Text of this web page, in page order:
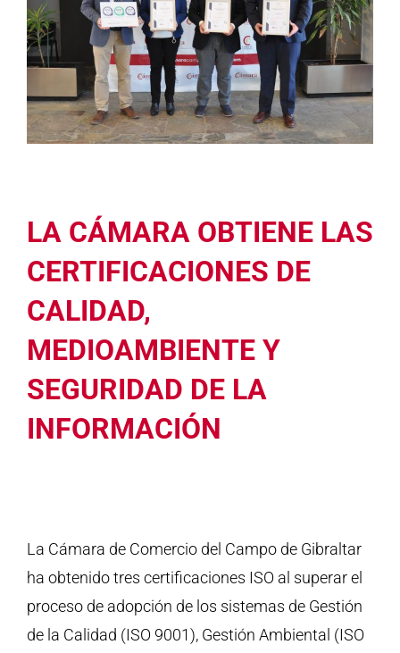
LA CÁMARA OBTIENE LAS
CERTIFICACIONES DE
CALIDAD,
MEDIOAMBIENTE Y
SEGURIDAD DE LA
INFORMACIÓN
La Cámara de Comercio del Campo de Gibraltar
ha obtenido tres certificaciones ISO al superar el
proceso de adopción de los sistemas de Gestión
de la Calidad (ISO 9001), Gestión Ambiental (ISO